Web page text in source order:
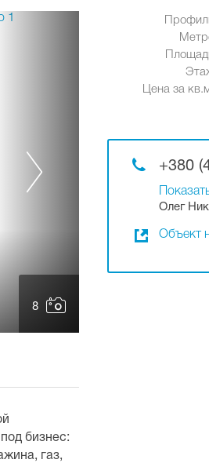
8
Цена за
+380
Олег
Объект
бизнес:
газ,